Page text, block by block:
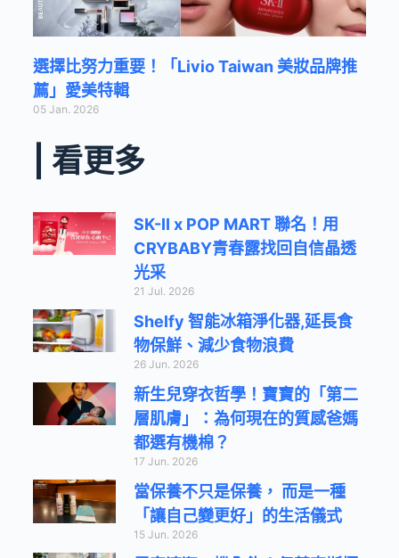
選擇比努力重要！「Livio Taiwan 美妝品牌推
薦」愛美特輯
05 Jan. 2026
| 看更多
SK-II x POP MART 聯名！用
CRYBABY青春露找回自信晶透
光采
21 Jul. 2026
Shelfy 智能冰箱淨化器,延長食
物保鮮、減少食物浪費
26 Jun. 2026
新生兒穿衣哲學！寶寶的「第二
層肌膚」：為何現在的質感爸媽
都選有機棉？
17 Jun. 2026
當保養不只是保養， 而是一種
「讓自己變更好」的生活儀式
15 Jun. 2026